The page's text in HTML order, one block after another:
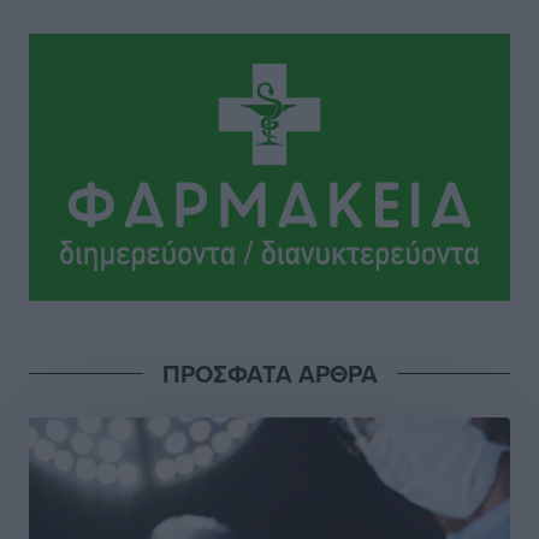
Αθλητικά• πριν 9 ώρες
Ηρακλής Μαριτσών: “Πρώτη” με δύο ακόμα
παρόντες, πάει κανονικά στον Σωτήρα
Ανατροπές στη Δημοτική Επιτροπή Ρόδου μετά την
ανεξαρτητοποίηση του Μιχαήλ Κορδίνα
Σουηδός του!
Χατζηβασιλείου: Προτεραιότητα της ΕΕ η προστασία
πριν 10 ώρες
ΠΡΟΣΦΑΤΑ ΑΡΘΡΑ